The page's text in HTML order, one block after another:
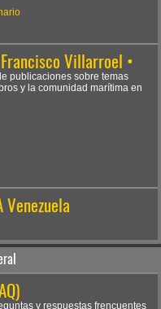
Villarroel •
publicaciones sobre temas
y la comunidad marítima en
Venezuela
y respuestas frencuentes